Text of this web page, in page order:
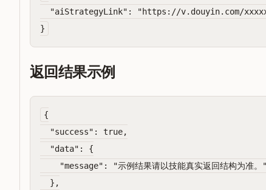
"aiStrategyLink": "https://v.douyin.com/
返回结果示例
{
  "success": true,
  "data": {
    "message": "示例结果请以技能真实返回结构为准。"
  },